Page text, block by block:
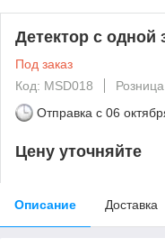
Детектор с одной
Под заказ
Код: MSD018
Розница
Отправка с 06
Цену уточняйте
Описание Доставка